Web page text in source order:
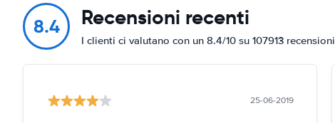
8.4 Recensioni recenti
I clienti ci valutano con un 8.4/10 su 107913 recensioni
25-06-2019